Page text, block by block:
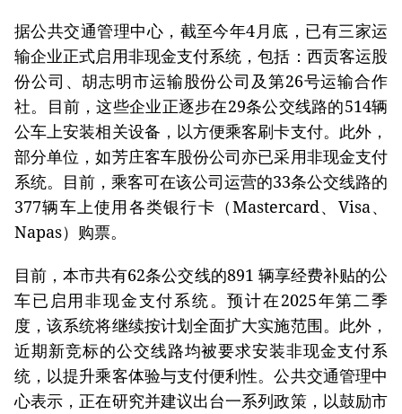
据公共交通管理中心，截至今年4月底，已有三家运
输企业正式启用非现金支付系统，包括：西贡客运股
份公司、胡志明市运输股份公司及第26号运输合作
社。目前，这些企业正逐步在29条公交线路的514辆
公车上安装相关设备，以方便乘客刷卡支付。此外，
部分单位，如芳庄客车股份公司亦已采用非现金支付
系统。目前，乘客可在该公司运营的33条公交线路的
377辆车上使用各类银行卡（Mastercard、Visa、
Napas）购票。
目前，本市共有62条公交线的891 辆享经费补贴的公
车已启用非现金支付系统。预计在2025年第二季
度，该系统将继续按计划全面扩大实施范围。此外，
近期新竞标的公交线路均被要求安装非现金支付系
统，以提升乘客体验与支付便利性。公共交通管理中
心表示，正在研究并建议出台一系列政策，以鼓励市